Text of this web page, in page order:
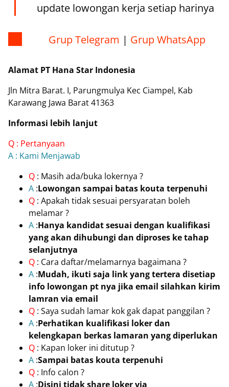
update lowongan kerja setiap harinya
Grup Telegram | Grup WhatsApp
Alamat PT Hana Star Indonesia
Jln Mitra Barat. I, Parungmulya Kec Ciampel, Kab
Karawang Jawa Barat 41363
Informasi lebih lanjut
Q : Pertanyaan
A : Kami Menjawab
Q : Masih ada/buka lokernya ?
A :Lowongan sampai batas kouta terpenuhi
Q : Apakah tidak sesuai persyaratan boleh
melamar ?
A :Hanya kandidat sesuai dengan kualifikasi
yang akan dihubungi dan diproses ke tahap
selanjutnya
Q : Cara daftar/melamarnya bagaimana ?
A :Mudah, ikuti saja link yang tertera disetiap
info lowongan pt nya jika email silahkan kirim
lamran via email
Q : Saya sudah lamar kok gak dapat panggilan ?
A :Perhatikan kualifikasi loker dan
kelengkapan berkas lamaran yang diperlukan
Q : Kapan loker ini ditutup ?
A :Sampai batas kouta terpenuhi
Q : Info calon ?
A :Disini tidak share loker via